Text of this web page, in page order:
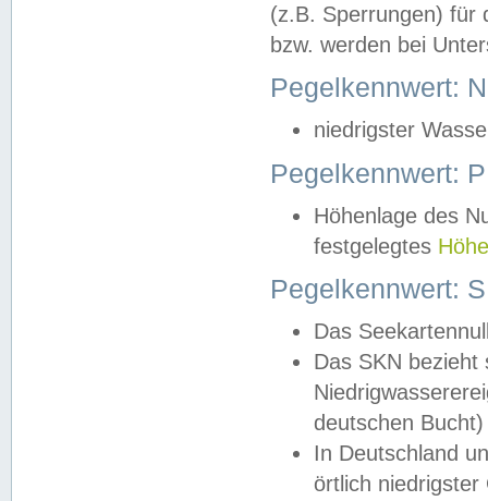
(z.B. Sperrungen) für
bzw. werden bei
Pegelkennwert:
niedrigster
Pegelkennwert:
Höhenlage des
festgelegtes
Pegelkennwert:
Das
Das SKN
deutschen
In Deutschland
örtlich